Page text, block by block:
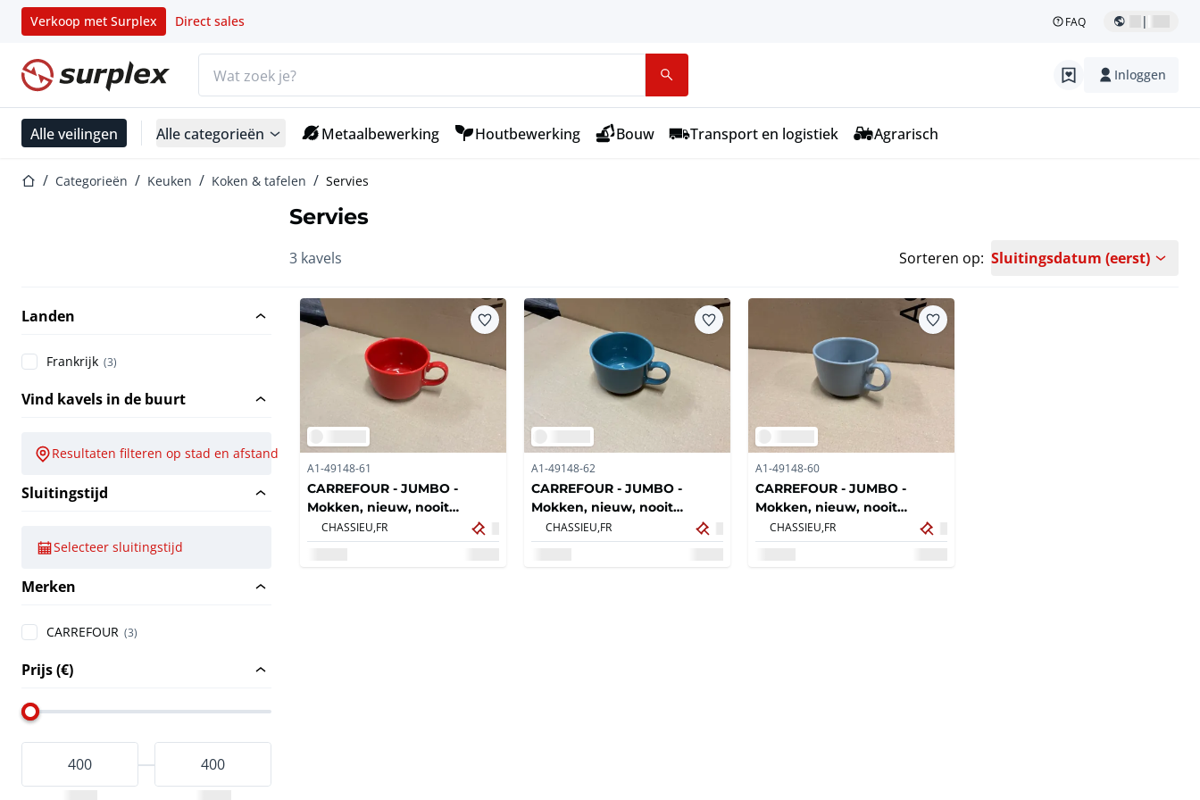
Verkoop met Surplex Direct sales FAQ |
Startpagina Inloggen
Alle veilingen Alle categorieën Metaalbewerking Houtbewerking Bouw Transport en logistiek Agrarisch
StartpaginaCategorieën Keuken Koken & tafelen Servies
Servies
3 kavels Sorteren op: Sluitingsdatum (eerst)
Landen
Frankrijk (3)
Vind kavels in de buurt
Resultaten filteren op stad en afstand
Sluitingstijd
Selecteer sluitingstijd
Merken
CARREFOUR (3)
Prijs (€)
A1-49148-61
CARREFOUR - JUMBO -
Mokken, nieuw, nooit
gebruikt (16x)
CHASSIEU, FR
A1-49148-62
CARREFOUR - JUMBO -
Mokken, nieuw, nooit
gebruikt (16x)
CHASSIEU, FR
A1-49148-60
CARREFOUR - JUMBO -
Mokken, nieuw, nooit
gebruikt (16x)
CHASSIEU, FR